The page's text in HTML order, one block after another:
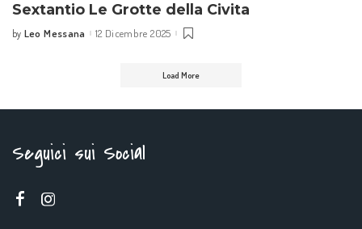
Sextantio Le Grotte della Civita
Posted
by Leo Messana 12 Dicembre 2025
Load More
Seguici sui Social